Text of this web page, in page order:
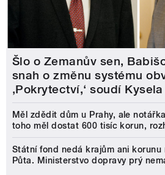
Šlo o Zemanův sen,
snah o změnu systému
‚Pokrytectví,‘ soudí Kysela
Měl zdědit dům u Prahy, ale
toho měl dostat 600 tisíc korun,
Státní fond nedá krajům ani korunu
Půta. Ministerstvo dopravy prý